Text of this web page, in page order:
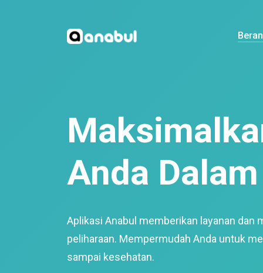
Anda
Aplikasi Anabul memberikan layanan
peliharaan. Mempermudah Anda untuk
sampai kesehatan.